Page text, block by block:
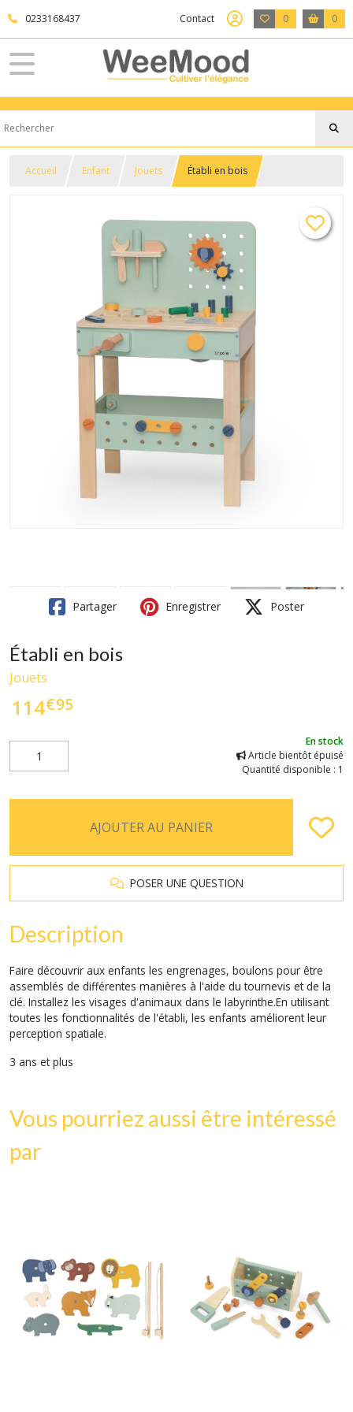
0233168437 Contact 0 0
Accueil Enfant Jouets Établi en bois
Partager Enregistrer Poster
Établi en bois
Jouets
114€95
En stock
Article bientôt épuisé
Quantité disponible : 1
AJOUTER AU PANIER
POSER UNE QUESTION
Description
Faire découvrir aux enfants les engrenages, boulons pour être
assemblés de différentes manières à l'aide du tournevis et de la
clé. Installez les visages d'animaux dans le labyrinthe.En utilisant
toutes les fonctionnalités de l'établi, les enfants améliorent leur
perception spatiale.
3 ans et plus
Vous pourriez aussi être intéressé
par